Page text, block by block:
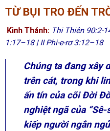
TỪ BỤI TRO ĐẾN
Kinh Thánh: Thi Thiên 90:2-
1:17–18 | II Phi-e-rơ 3:12–18
Chúng ta đang xây
trên cát, trong khi
ấn tín của cõi Đời
nghiệt ngã của
kiếp người ngắn